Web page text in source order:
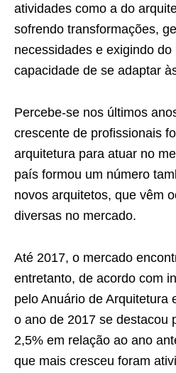
atividades como a do
sofrendo transformações,
necessidades e exigindo
capacidade de se adaptar
Percebe-se nos últimos
crescente de profissionais
arquitetura para atuar no
país formou um número
novos arquitetos, que vêm
diversas no mercado.
Até 2017, o mercado
entretanto, de acordo com
pelo Anuário de Arquitetura
o ano de 2017 se destacou
2,5% em relação ao ano
que mais cresceu foram